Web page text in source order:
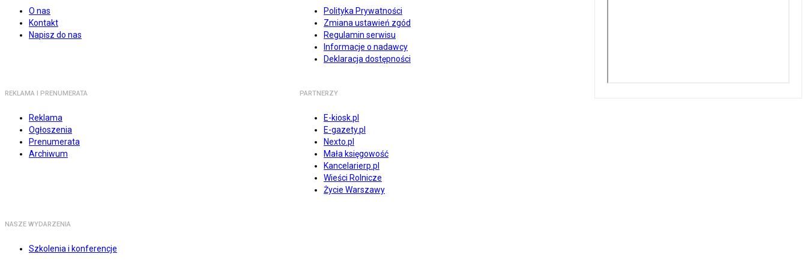
O nas
Kontakt
Napisz do nas
Polityka Prywatności
Zmiana ustawień zgód
Regulamin serwisu
Informacje o nadawcy
Deklaracja dostępności
REKLAMA I PRENUMERATA
Reklama
Ogłoszenia
Prenumerata
Archiwum
PARTNERZY
E-kiosk.pl
E-gazety.pl
Nexto.pl
Mała księgowość
Kancelarierp.pl
Wieści Rolnicze
Życie Warszawy
NASZE WYDARZENIA
Szkolenia i konferencje